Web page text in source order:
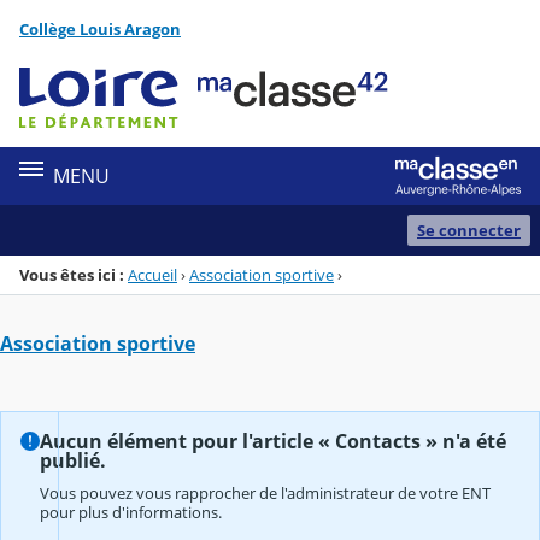
Menu de la rubrique
Contenu
Collège Louis Aragon
MENU
Se connecter
Vous êtes ici : Accueil›Association sportive›
Association sportive
Aucun élément pour l'article « Contacts » n'a été
publié.
Vous pouvez vous rapprocher de l'administrateur de votre ENT
pour plus d'informations.